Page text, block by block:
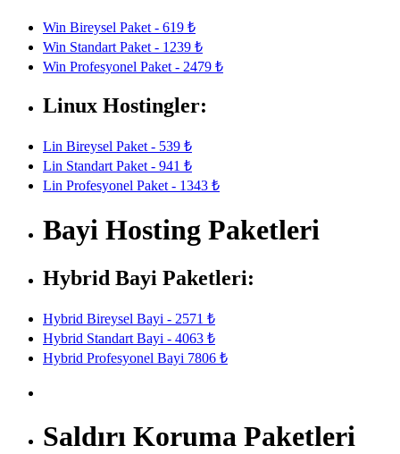
Win Bireysel Paket - 619 ₺
Win Standart Paket - 1239 ₺
Win Profesyonel Paket - 2479 ₺
Linux Hostingler:
Lin Bireysel Paket - 539 ₺
Lin Standart Paket - 941 ₺
Lin Profesyonel Paket - 1343 ₺
Bayi Hosting Paketleri
Hybrid Bayi Paketleri:
Hybrid Bireysel Bayi - 2571 ₺
Hybrid Standart Bayi - 4063 ₺
Hybrid Profesyonel Bayi 7806 ₺
Saldırı Koruma Paketleri